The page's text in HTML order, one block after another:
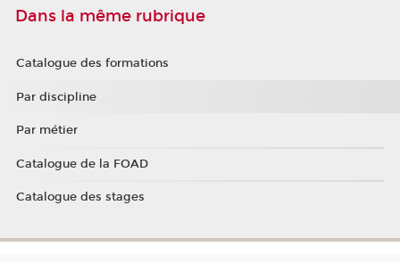
Dans la même rubrique
Catalogue des formations
Par discipline
Par métier
Catalogue de la FOAD
Catalogue des stages